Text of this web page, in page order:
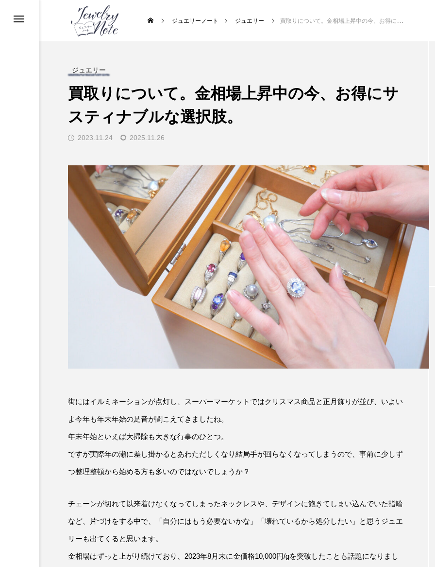
ジュエリーノート ジュエリー 買取りについて。金相場上昇中の今、お得にサスティナブルな選択肢。
ジュエリー
買取りについて。金相場上昇中の今、お得にサ
スティナブルな選択肢。
2023.11.24 2025.11.26
街にはイルミネーションが点灯し、スーパーマーケットではクリスマス商品と正月飾りが並び、いよい
よ今年も年末年始の足音が聞こえてきましたね。
年末年始といえば大掃除も大きな行事のひとつ。
ですが実際年の瀬に差し掛かるとあわただしくなり結局手が回らなくなってしまうので、事前に少しず
つ整理整頓から始める方も多いのではないでしょうか？
チェーンが切れて以来着けなくなってしまったネックレスや、デザインに飽きてしまい込んでいた指輪
など、片づけをする中で、「自分にはもう必要ないかな」「壊れているから処分したい」と思うジュエ
リーも出てくると思います。
金相場はずっと上がり続けており、2023年8月末に金価格10,000円/gを突破したことも話題になりまし